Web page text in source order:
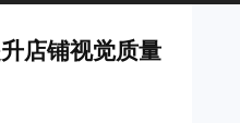
店铺视觉质量